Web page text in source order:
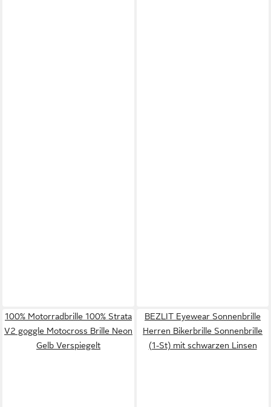
100% Motorradbrille 100% Strata
V2 goggle Motocross Brille Neon
Gelb Verspiegelt
BEZLIT Eyewear Sonnenbrille
Herren Bikerbrille Sonnenbrille
(1-St) mit schwarzen Linsen